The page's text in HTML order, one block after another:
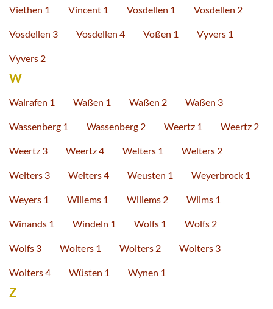
Viethen 1 Vincent 1 Vosdellen 1 Vosdellen 2
Vosdellen 3 Vosdellen 4 Voßen 1 Vyvers 1
Vyvers 2
W
Walrafen 1 Waßen 1 Waßen 2 Waßen 3
Wassenberg 1 Wassenberg 2 Weertz 1 Weertz 2
Weertz 3 Weertz 4 Welters 1 Welters 2
Welters 3 Welters 4 Weusten 1 Weyerbrock 1
Weyers 1 Willems 1 Willems 2 Wilms 1
Winands 1 Windeln 1 Wolfs 1 Wolfs 2
Wolfs 3 Wolters 1 Wolters 2 Wolters 3
Wolters 4 Wüsten 1 Wynen 1
Z